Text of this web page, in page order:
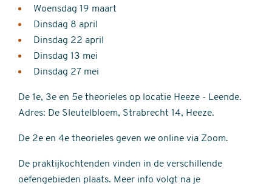
Woensdag 19 maart
Dinsdag 8 april
Dinsdag 22 april
Dinsdag 13 mei
Dinsdag 27 mei
De 1e, 3e en 5e theorieles op locatie Heeze - Leende.
Adres: De Sleutelbloem, Strabrecht 14, Heeze.
De 2e en 4e theorieles geven we online via Zoom.
De praktijkochtenden vinden in de verschillende
oefengebieden plaats. Meer info volgt na je